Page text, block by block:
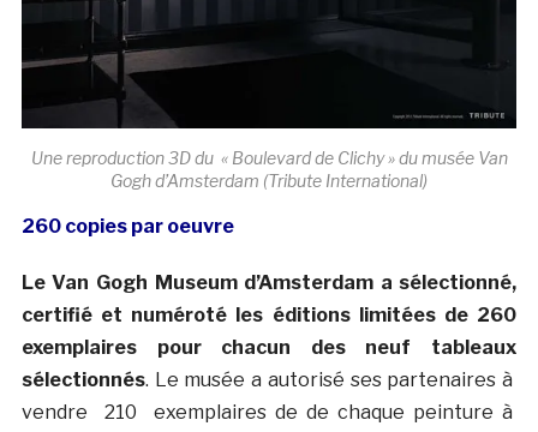
Une reproduction 3D du « Boulevard de Clichy » du musée Van
Gogh d’Amsterdam (Tribute International)
260 copies par oeuvre
Le Van Gogh Museum d’Amsterdam a sélectionné,
certifié et numéroté les éditions limitées de 260
exemplaires pour chacun des neuf tableaux
sélectionnés. Le musée a autorisé ses partenaires à
vendre 210 exemplaires de de chaque peinture à